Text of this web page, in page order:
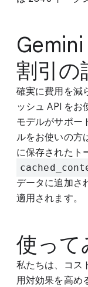
割引の
確実に費用を減
ッシュ API をお
モデルがサポー
ルをお使いの方
に保存されたト
データに追加さ
適用されます。
使って
私たちは、コス
用対効果を高め